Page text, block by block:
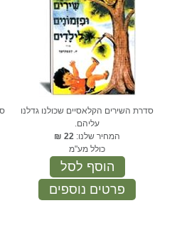
סדרת השירים הקלאסיים שכולנו גדלנו
עליהם.
המחיר שלנו: 22
₪
כולל מע"מ
הוסף לסל
פרטים נוספים